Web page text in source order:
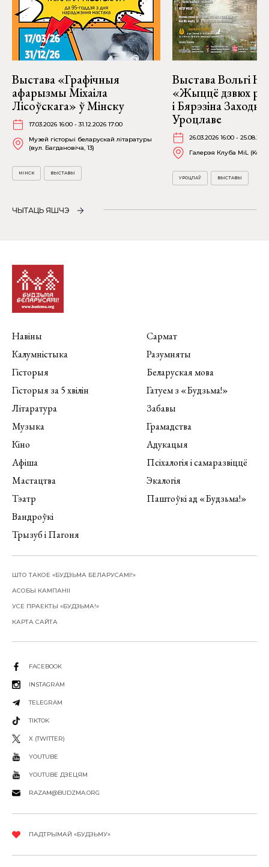
Выстава «Графічныя
афарызмы Міхаіла
Лісоўскага» ў Мінску
17.03.2026 16:00 - 31.12.2026 17:00
Музей гісторыі беларускай літаратуры
(вул. Багдановіча, 13)
МІНСК ВЫСТАВЫ
Выстава Вольгі
«Жыццё дзвюх
і Бярэзіна
Уроцлаве
26.03.2026 16:00 -
Галерэя Клуба MiL
УРОЦЛАЎ ВЫСТАВЫ
ЧЫТАЦЬ ЯШЧЭ
Навіны
Калумністыка
Гісторыя
Гісторыя за 5 хвілін
Літаратура
Музыка
Кіно
Афіша
Мастацтва
Тэатр
Вандроўкі
Трызуб і Пагоня
Сармат
Разумняты
Беларуская мова
Гатуем з «Будзьма!»
Забавы
Грамадства
Адукацыя
Псіхалогія і самаразвіццё
Экалогія
Паштоўкі ад «Будзьма!»
ШТО ТАКОЕ «БУДЗЬМА БЕЛАРУСАМІ!»
АСОБЫ КАМПАНІІ
УСЕ ПРАЕКТЫ «БУДЗЬМА!»
КАРТА САЙТА
FACEBOOK
INSTAGRAM
TELEGRAM
TIKTOK
X (TWITTER)
YOUTUBE
YOUTUBE ДЗЕЦЯМ
RAZAM@BUDZMA.ORG
ПАДТРЫМАЙ «БУДЗЬМУ»